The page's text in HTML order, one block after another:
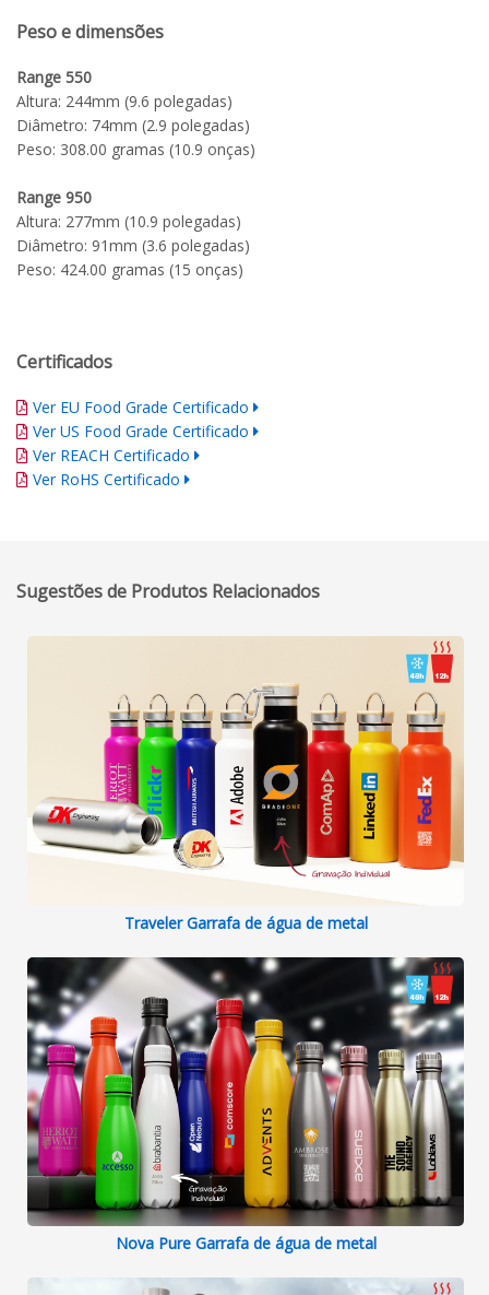
Peso e dimensões
Range 550
Altura: 244mm (9.6 polegadas)
Diâmetro: 74mm (2.9 polegadas)
Peso: 308.00 gramas (10.9 onças)
Range 950
Altura: 277mm (10.9 polegadas)
Diâmetro: 91mm (3.6 polegadas)
Peso: 424.00 gramas (15 onças)
Certificados
Ver EU Food Grade Certificado
Ver US Food Grade Certificado
Ver REACH Certificado
Ver RoHS Certificado
Sugestões de Produtos Relacionados
Traveler Garrafa de água de metal
Nova Pure Garrafa de água de metal